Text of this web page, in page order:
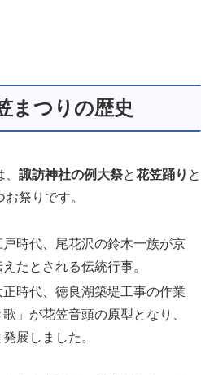
まつりの歴史
諏訪神社の例大祭と花笠踊り と
祭りです。
戸時代、尾花沢の鈴木一族が京
たとされる伝統行事。
正時代、徳良湖築堤工事の作業
」が花笠音頭の原型となり、
展しました。